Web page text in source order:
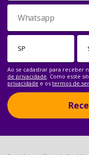
Ao se cadastrar para receber
de privacidade . Como esste
privacidade e os termos de